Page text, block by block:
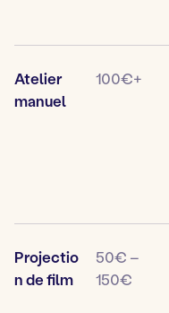
Atelier
manuel
100€+
Projectio
n de film
50€ –
150€